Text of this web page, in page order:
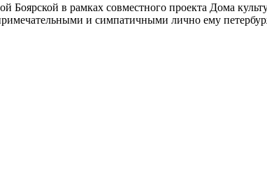
Боярской в рамках совместного проекта Дома
и симпатичными лично ему